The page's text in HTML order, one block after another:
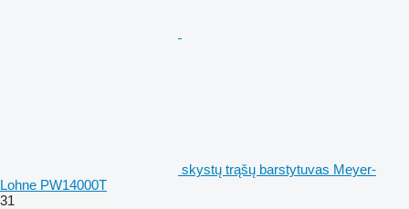
skystų trąšų barstytuvas Meyer-
Lohne PW14000T
31